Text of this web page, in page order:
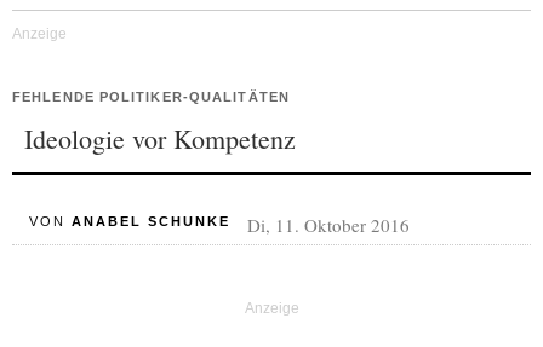
FEHLENDE POLITIKER-QUALITÄTEN
Ideologie vor Kompetenz
VON ANABEL SCHUNKE Di, 11. Oktober 2016